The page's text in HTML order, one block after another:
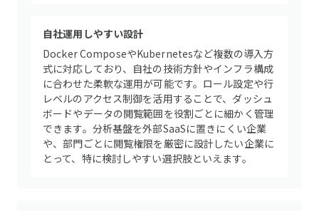
自社運用しやすい設計
Docker ComposeやKubernetesなど複数の導入方
式に対応しており、自社の技術方針やインフラ構成
に合わせた柔軟な運用が可能です。ロール設定や行
レベルのアクセス制御を活用することで、ダッシュ
ボードやデータの閲覧範囲を役割ごとに細かく管理
できます。分析基盤を外部SaaSに置きにくい企業
や、部門ごとに閲覧権限を厳密に設計したい企業に
とって、特に検討しやすい選択肢といえます。